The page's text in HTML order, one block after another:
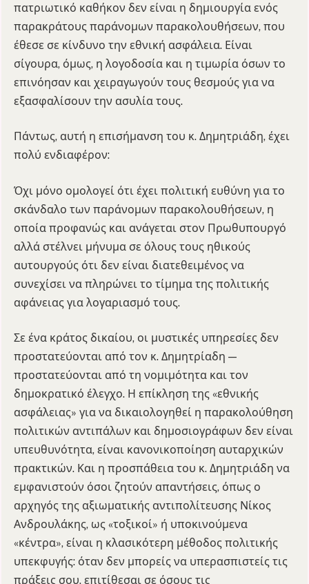
πατριωτικό καθήκον δεν είναι η δημιουργία ενός
παρακράτους παράνομων παρακολουθήσεων, που
έθεσε σε κίνδυνο την εθνική ασφάλεια. Είναι
σίγουρα, όμως, η λογοδοσία και η τιμωρία όσων το
επινόησαν και χειραγωγούν τους θεσμούς για να
εξασφαλίσουν την ασυλία τους.
Πάντως, αυτή η επισήμανση του κ. Δημητριάδη, έχει
πολύ ενδιαφέρον:
Όχι μόνο ομολογεί ότι έχει πολιτική ευθύνη για το
σκάνδαλο των παράνομων παρακολουθήσεων, η
οποία προφανώς και ανάγεται στον Πρωθυπουργό
αλλά στέλνει μήνυμα σε όλους τους ηθικούς
αυτουργούς ότι δεν είναι διατεθειμένος να
συνεχίσει να πληρώνει το τίμημα της πολιτικής
αφάνειας για λογαριασμό τους.
Σε ένα κράτος δικαίου, οι μυστικές υπηρεσίες δεν
προστατεύονται από τον κ. Δημητρίαδη —
προστατεύονται από τη νομιμότητα και τον
δημοκρατικό έλεγχο. Η επίκληση της «εθνικής
ασφάλειας» για να δικαιολογηθεί η παρακολούθηση
πολιτικών αντιπάλων και δημοσιογράφων δεν είναι
υπευθυνότητα, είναι κανονικοποίηση αυταρχικών
πρακτικών. Και η προσπάθεια του κ. Δημητριάδη να
εμφανιστούν όσοι ζητούν απαντήσεις, όπως ο
αρχηγός της αξιωματικής αντιπολίτευσης Νίκος
Ανδρουλάκης, ως «τοξικοί» ή υποκινούμενα
«κέντρα», είναι η κλασικότερη μέθοδος πολιτικής
υπεκφυγής: όταν δεν μπορείς να υπερασπιστείς τις
πράξεις σου, επιτίθεσαι σε όσους τις